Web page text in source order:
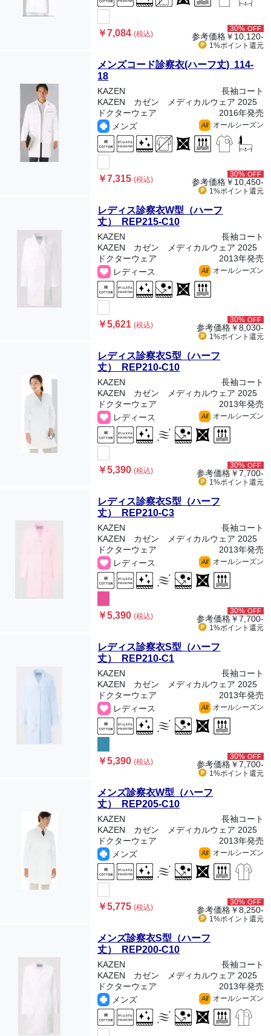
￥7,084(税込)
30% OFF
参考価格￥10,120-
1%ポイント 還元
メンズコード診察衣(ハーフ丈) 114-
18
KAZEN
長袖コート
KAZEN カゼン メディカルウェア 2025
ドクターウェア
2016年発売
メンズ
All オールシーズン
￥7,315(税込)
30% OFF
参考価格￥10,450-
1%ポイント 還元
レディス診察衣W型（ハーフ
丈） REP215-C10
KAZEN
長袖コート
KAZEN カゼン メディカルウェア 2025
ドクターウェア
2013年発売
レディース
All オールシーズン
￥5,621(税込)
30% OFF
参考価格￥8,030-
1%ポイント 還元
レディス診察衣S型（ハーフ
丈） REP210-C10
KAZEN
長袖コート
KAZEN カゼン メディカルウェア 2025
ドクターウェア
2013年発売
レディース
All オールシーズン
￥5,390(税込)
30% OFF
参考価格￥7,700-
1%ポイント 還元
レディス診察衣S型（ハーフ
丈） REP210-C3
KAZEN
長袖コート
KAZEN カゼン メディカルウェア 2025
ドクターウェア
2013年発売
レディース
All オールシーズン
￥5,390(税込)
30% OFF
参考価格￥7,700-
1%ポイント 還元
レディス診察衣S型（ハーフ
丈） REP210-C1
KAZEN
長袖コート
KAZEN カゼン メディカルウェア 2025
ドクターウェア
2013年発売
レディース
All オールシーズン
￥5,390(税込)
30% OFF
参考価格￥7,700-
1%ポイント 還元
メンズ診察衣W型（ハーフ
丈） REP205-C10
KAZEN
長袖コート
KAZEN カゼン メディカルウェア 2025
ドクターウェア
2013年発売
メンズ
All オールシーズン
￥5,775(税込)
30% OFF
参考価格￥8,250-
1%ポイント 還元
メンズ診察衣S型（ハーフ
丈） REP200-C10
KAZEN
長袖コート
KAZEN カゼン メディカルウェア 2025
ドクターウェア
2013年発売
メンズ
All オールシーズン